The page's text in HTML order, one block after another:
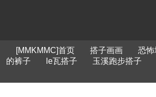
[MMKMMC]首页 搭子画画 恐怖
的裤子
le瓦搭子 玉溪跑步搭子